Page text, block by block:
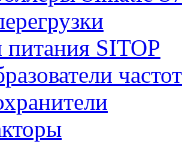
питания SITOP